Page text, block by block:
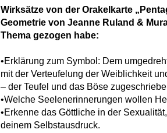
Wirksätze von der Orakelkarte
Geometrie von Jeanne Ruland &
Thema gezogen habe:
•Erklärung zum Symbol: Dem
mit der Verteufelung der Weiblichkeit
– der Teufel und das Böse
•Welche Seelenerinnerungen wollen
•Erkenne das Göttliche in der
deinem Selbstausdruck.